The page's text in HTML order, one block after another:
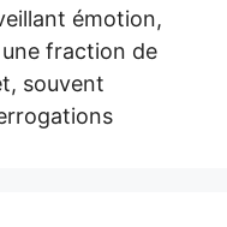
émotion,
fraction de
souvent